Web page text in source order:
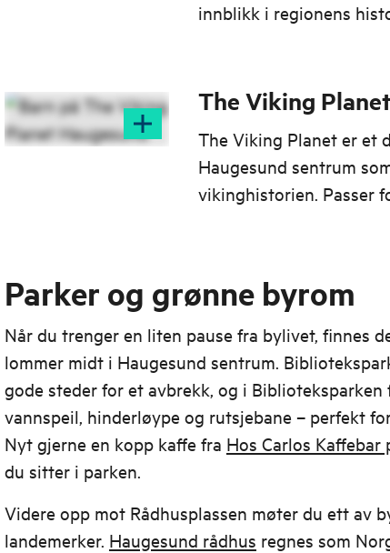
innblikk i regionens
The Viking
The Viking Planet er et
Haugesund sentrum
vikinghistorien. Passer
Parker og grønne byrom
Når du trenger en liten pause fra bylivet, finnes
lommer midt i Haugesund sentrum.
gode steder for et avbrekk, og i Biblioteksparken
vannspeil, hinderløype og rutsjebane – perfekt
Nyt gjerne en kopp kaffe fra Hos Carlos
du sitter i parken.
Videre opp mot Rådhusplassen møter du ett av
landemerker. Haugesund rådhus regnes som